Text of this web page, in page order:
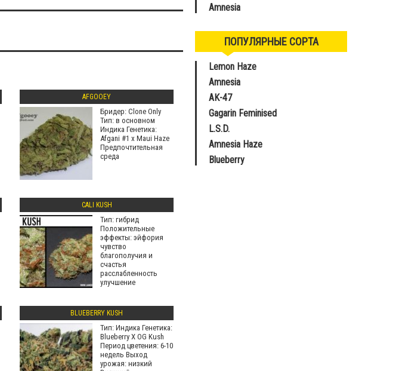
AFGOOEY
Бридер: Clone Only
Тип: в основном
Индика Генетика:
Afgani #1 x Maui Haze
Предпочтительная
среда
CALI KUSH
Тип: гибрид
Положительные
эффекты: эйфория
чувство
благополучия и
счастья
расслабленность
улучшение
сухость
BLUEBERRY KUSH
Тип: Индика Генетика:
Blueberry X OG Kush
Период цветения: 6-10
недель Выход
урожая: низкий
Amnesia
ПОПУЛЯРНЫЕ СОРТА
Lemon Haze
Amnesia
AK-47
Gagarin Feminised
L.S.D.
Amnesia Haze
Blueberry